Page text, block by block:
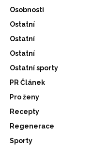
Osobnosti
Ostatní
Ostatní
Ostatní
Ostatní sporty
PR Článek
Pro ženy
Recepty
Regenerace
Sporty